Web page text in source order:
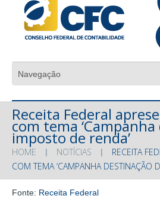
Receita Federal
com tema
imposto de renda’
HOME NOTÍCIAS
RECEITA
COM TEMA ‘CAMPANHA DESTINAÇÃO
Fonte: Receita Federal